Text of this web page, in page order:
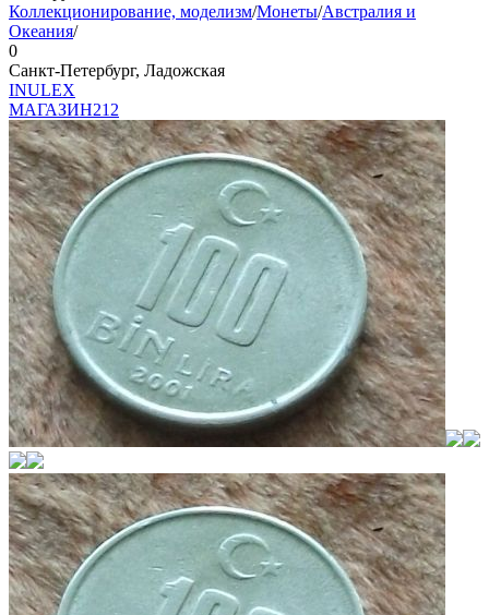
Коллекционирование, моделизм/Монеты/Австралия и
Океания/
0
Санкт-Петербург, Ладожская
INULEX
МАГАЗИН212